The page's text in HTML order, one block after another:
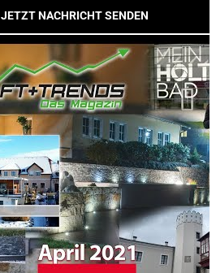
JETZT NACHRICHT SENDEN